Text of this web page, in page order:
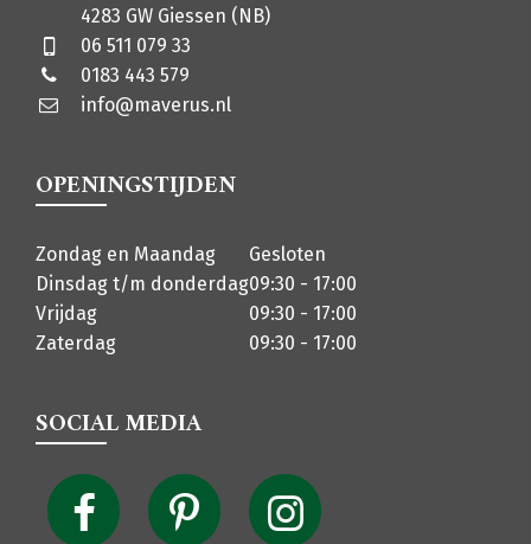
4283 GW Giessen (NB)
06 511 079 33
0183 443 579
info@maverus.nl
OPENINGSTIJDEN
Zondag en Maandag
Gesloten
Dinsdag t/m donderdag09:30 - 17:00
Vrijdag
09:30 - 17:00
Zaterdag
09:30 - 17:00
SOCIAL MEDIA